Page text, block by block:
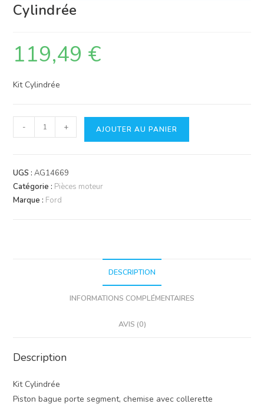
Cylindrée
119,49 €
Kit Cylindrée
quantité
de
- + AJOUTER AU PANIER
UGS :AG14669
Catégorie : Pièces moteur
Marque : Ford
DESCRIPTION
INFORMATIONS COMPLÉMENTAIRES
AVIS (0)
Description
Kit Cylindrée
Piston bague porte segment, chemise avec collerette